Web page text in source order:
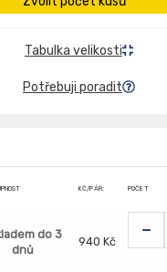
Tabulka velikosti
Potřebuji poradit
KČ/PÁR: POČET
do 3
dnů
940 Kč -